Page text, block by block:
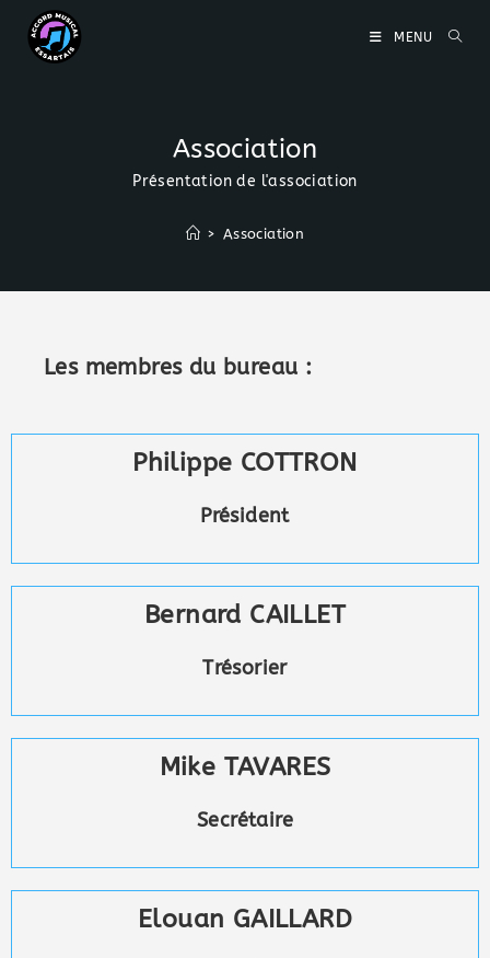
MENU
Association
Présentation de l'association
> Association
Les membres du bureau :
Philippe COTTRON
Président
Bernard CAILLET
Trésorier
Mike TAVARES
Secrétaire
Elouan GAILLARD